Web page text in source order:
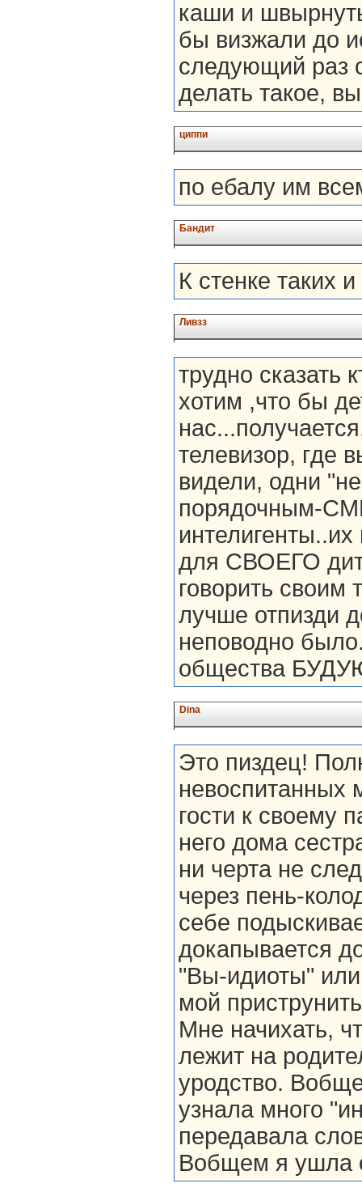
каши и
бы визжали до
следующий раз
делать такое,
циппи
по ебалу им
Бандит
К стенке таких
Ливзз
трудно сказать
хотим ,что бы
телевизор, где
видели, одни
порядочным-
для СВОЕГО
говорить
лучше отпизди
неповодно
общества
Dina
Это пиздец!
невоспитанных
гости к своему
него дома
ни черта не
через пень-
себе
докапывается
"Вы-идиоты"
мой
Мне начихать,
лежит на
уродство.
узнала много
передавала
Вобщем я ушла